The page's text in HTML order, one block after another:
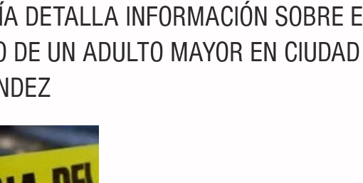
DETALLA INFORMACIÓN SOBRE
DE UN ADULTO MAYOR EN CIUDAD